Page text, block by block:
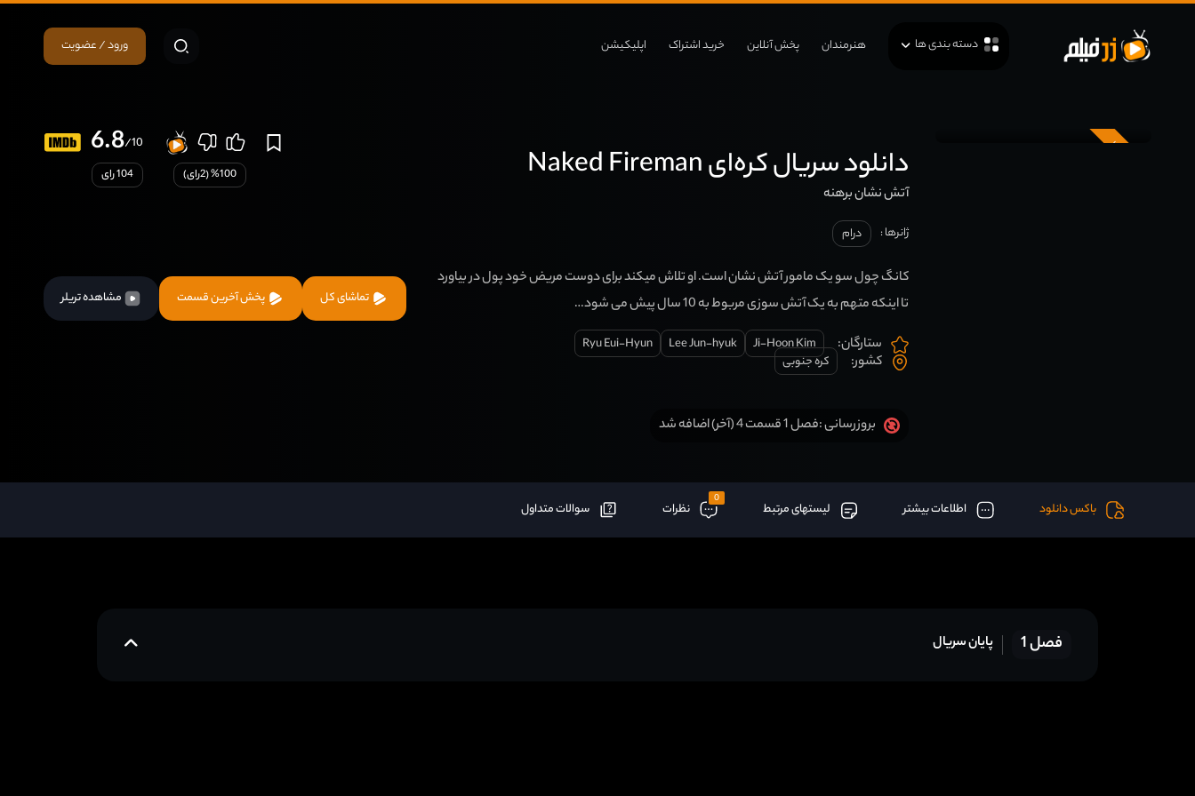
دسته بندی ها هنرمندان پخش آنلاین خرید اشتراک اپلیکیشن ورود / عضویت
زیرنویس دانلود سریال کره‌ای Naked Fireman
آتش نشان برهنه
ژانرها : درام
کانگ چول سو یک مامور آتش نشان است. او تلاش میکند برای دوست مریض خود پول در بیاورد
تا اینکه متهم به یک آتش سوزی مربوط به 10 سال پیش می شود…
ستارگان:
Ji-Hoon Kim
Lee Jun-hyuk
Ryu Eui-Hyun
کشور: کره جنوبی
بروزرسانی :فصل 1 قسمت 4 (آخر) اضافه شد
6.8/10
104 رای 100
% (
2رای)
تماشای کل پخش آخرین قسمت مشاهده تریلر
باکس دانلود اطلاعات بیشتر لیستهای مرتبط
0
نظرات سوالات متداول
فصل 1 پایان سریال